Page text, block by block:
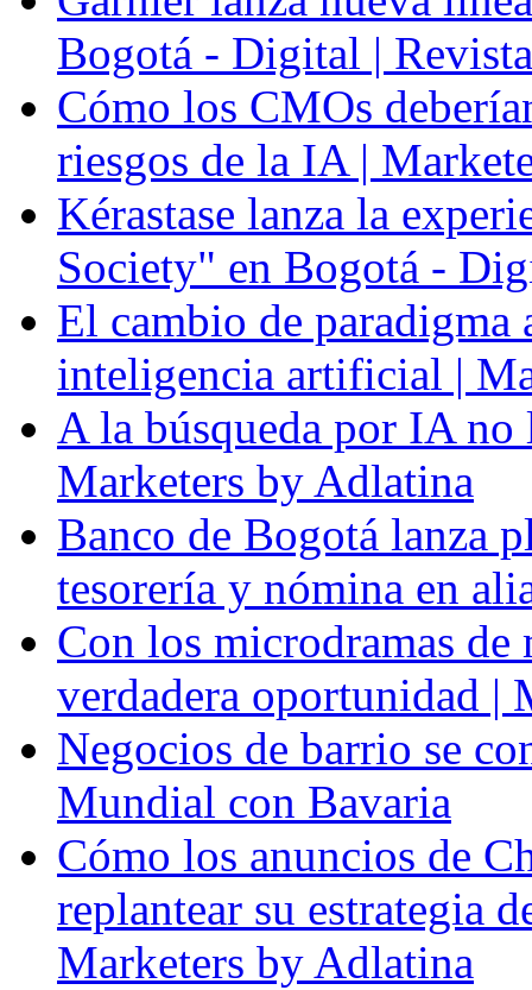
Bogotá - Digital |
Cómo los CMOs
riesgos de la IA |
Kérastase lanza la
Society" en Bogotá -
El cambio de paradigma
inteligencia artificial |
A la búsqueda por IA
Marketers by Adlatina
Banco de Bogotá lanza
tesorería y nómina en
Con los microdramas de
verdadera oportunidad |
Negocios de barrio se
Mundial con Bavaria
Cómo los anuncios de
replantear su estrategia
Marketers by Adlatina